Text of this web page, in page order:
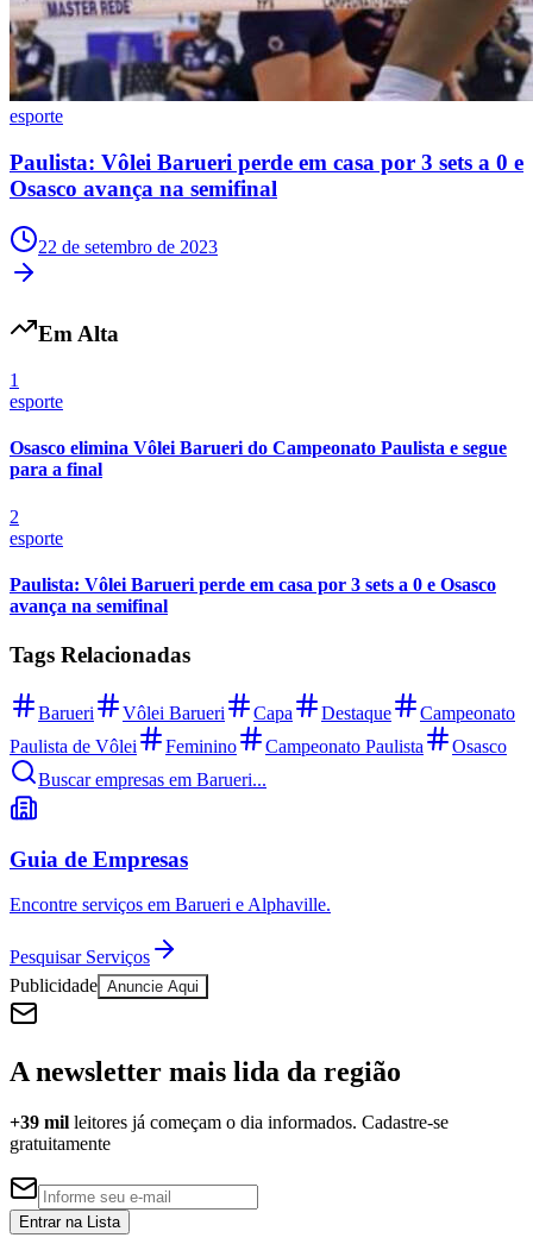
esporte
Paulista: Vôlei Barueri perde em casa por 3 sets a 0 e
Osasco avança na semifinal
22 de setembro de 2023
Em Alta
1
esporte
Osasco elimina Vôlei Barueri do Campeonato Paulista e segue
para a final
2
esporte
Paulista: Vôlei Barueri perde em casa por 3 sets a 0 e Osasco
avança na semifinal
Tags Relacionadas
Barueri Vôlei Barueri Capa Destaque
Campeonato
Paulista de Vôlei
Feminino Campeonato Paulista
Osasco
Buscar empresas em Barueri...
Guia de Empresas
Encontre serviços em Barueri e Alphaville.
Pesquisar Serviços
Publicidade Anuncie Aqui
A newsletter mais lida da região
+39 mil leitores já começam o dia informados. Cadastre-se
gratuitamente
Entrar na Lista